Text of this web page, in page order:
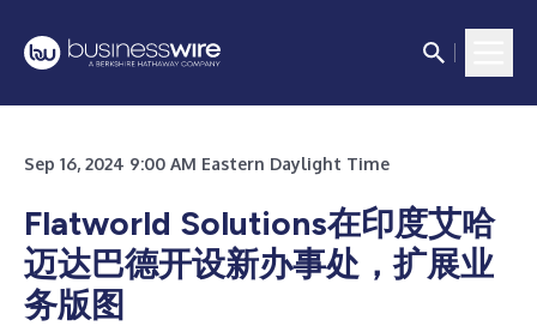
Sep 16, 2024 9:00 AM Eastern Daylight Time
Flatworld Solutions在印度艾哈
迈达巴德开设新办事处，扩展业
务版图